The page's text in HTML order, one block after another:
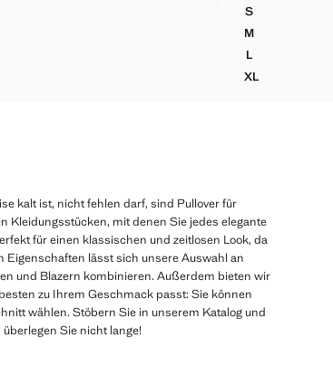
AUS BAUMWOLL-MIX
AUS BAUMWOLL-MIX
AUS BAUMWOLL-MIX
AUS BAUMWOLL-MIX
S
M
L
XL
kalt ist, nicht fehlen darf, sind Pullover für
Kleidungsstücken, mit denen Sie jedes elegante
für einen klassischen und zeitlosen Look, da
lässt sich unsere Auswahl an
und Blazern kombinieren. Außerdem bieten wir
zu Ihrem Geschmack passt: Sie können
wählen. Stöbern Sie in unserem Katalog und
Sie nicht lange!